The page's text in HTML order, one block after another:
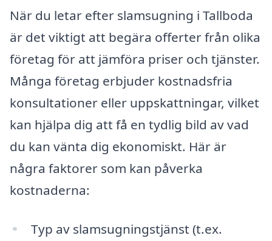
När du letar efter slamsugning i Tallboda
är det viktigt att begära offerter från olika
företag för att jämföra priser och tjänster.
Många företag erbjuder kostnadsfria
konsultationer eller uppskattningar, vilket
kan hjälpa dig att få en tydlig bild av vad
du kan vänta dig ekonomiskt. Här är
några faktorer som kan påverka
kostnaderna:
Typ av slamsugningstjänst (t.ex.